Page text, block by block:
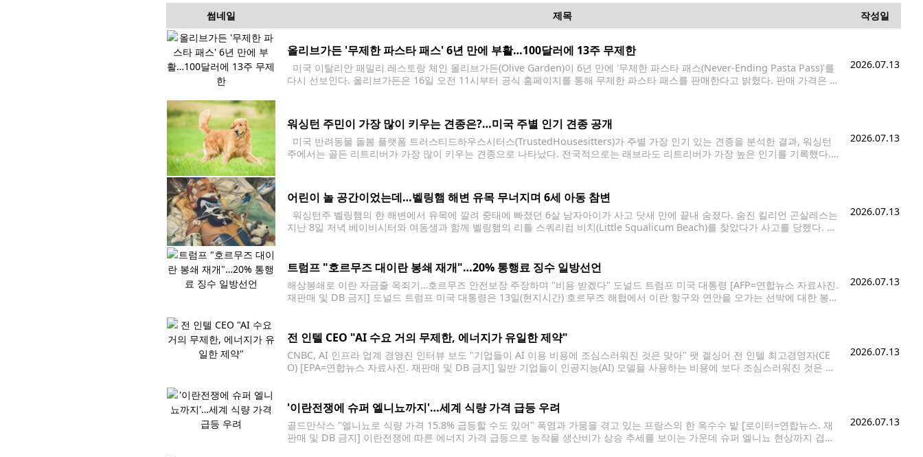
썸네일 제목 작성일
올리브가든 '무제한 파스타 패스' 6년 만에 부활…100달러에 13주 무제한
미국 이탈리안 패밀리 레스토랑 체인 올리브가든(Olive Garden)이 6년 만에 '무제한 파스타 패스(Never-Ending Pasta Pass)'를
다시 선보인다. 올리브가든은 16일 오전 11시부터 공식 홈페이지를 통해 무제한 파스타 패스를 판매한다고 밝혔다. 판매 가격은 1
2026.07.13
워싱턴 주민이 가장 많이 키우는 견종은?…미국 주별 인기 견종 공개
미국 반려동물 돌봄 플랫폼 트러스티드하우스시터스(TrustedHousesitters)가 주별 가장 인기 있는 견종을 분석한 결과, 워싱턴
주에서는 골든 리트리버가 가장 많이 키우는 견종으로 나타났다. 전국적으로는 래브라도 리트리버가 가장 높은 인기를 기록했다.
2026.07.13
어린이 놀 공간이었는데…벨링햄 해변 유목 무너지며 6세 아동 참변
워싱턴주 벨링햄의 한 해변에서 유목에 깔려 중태에 빠졌던 6살 남자아이가 사고 닷새 만에 끝내 숨졌다. 숨진 킬리언 곤살레스는
지난 8일 저녁 베이비시터와 여동생과 함께 벨링햄의 리틀 스쿼리컴 비치(Little Squalicum Beach)를 찾았다가 사고를 당했다. 유
2026.07.13
트럼프 "호르무즈 대이란 봉쇄 재개"…20% 통행료 징수 일방선언
해상봉쇄로 이란 자금줄 옥죄기…호르무즈 안전보장 주장하며 "비용 받겠다" 도널드 트럼프 미국 대통령 [AFP=연합뉴스 자료사진.
재판매 및 DB 금지] 도널드 트럼프 미국 대통령은 13일(현지시간) 호르무즈 해협에서 이란 항구와 연안을 오가는 선박에 대한 봉쇄
2026.07.13
전 인텔 CEO "AI 수요 거의 무제한, 에너지가 유일한 제약"
CNBC, AI 인프라 업계 경영진 인터뷰 보도 "기업들이 AI 이용 비용에 조심스러워진 것은 맞아" 팻 겔싱어 전 인텔 최고경영자(CE
O) [EPA=연합뉴스 자료사진. 재판매 및 DB 금지] 일반 기업들이 인공지능(AI) 모델을 사용하는 비용에 보다 조심스러워진 것은 맞
2026.07.13
'이란전쟁에 슈퍼 엘니뇨까지'…세계 식량 가격 급등 우려
골드만삭스 "엘니뇨로 식량 가격 15.8% 급등할 수도 있어" 폭염과 가뭄을 겪고 있는 프랑스의 한 옥수수 밭 [로이터=연합뉴스. 재
판매 및 DB 금지] 이란전쟁에 따른 에너지 가격 급등으로 농작물 생산비가 상승 추세를 보이는 가운데 슈퍼 엘니뇨 현상까지 겹쳐
2026.07.13